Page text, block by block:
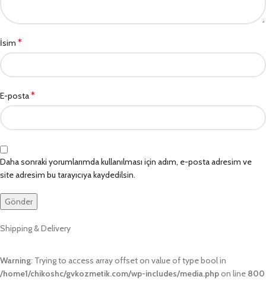
İsim *
E-posta*
Daha sonraki yorumlarımda kullanılması için adım, e-posta adresim ve
site adresim bu tarayıcıya kaydedilsin.
Shipping & Delivery
Warning: Trying to access array offset on value of type bool in
/home1/chikoshc/gvkozmetik.com/wp-includes/media.phpon line 800